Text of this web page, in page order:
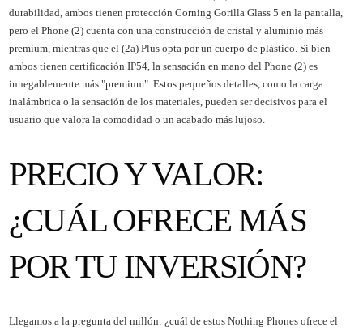
durabilidad, ambos tienen protección Corning Gorilla Glass 5 en la pantalla,
pero el Phone (2) cuenta con una construcción de cristal y aluminio más
premium, mientras que el (2a) Plus opta por un cuerpo de plástico. Si bien
ambos tienen certificación IP54, la sensación en mano del Phone (2) es
innegablemente más "premium". Estos pequeños detalles, como la carga
inalámbrica o la sensación de los materiales, pueden ser decisivos para el
usuario que valora la comodidad o un acabado más lujoso.
PRECIO Y VALOR:
¿CUÁL OFRECE MÁS
POR TU INVERSIÓN?
Llegamos a la pregunta del millón: ¿cuál de estos Nothing Phones ofrece el